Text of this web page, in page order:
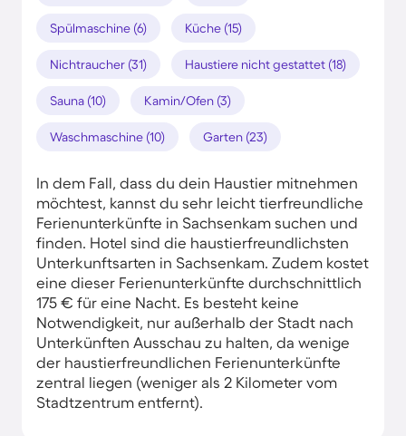
Spülmaschine (6) Küche (15)
Nichtraucher (31) Haustiere nicht gestattet (18)
Sauna (10) Kamin/Ofen (3)
Waschmaschine (10) Garten (23)
In dem Fall, dass du dein Haustier mitnehmen
möchtest, kannst du sehr leicht tierfreundliche
Ferienunterkünfte in Sachsenkam suchen und
finden. Hotel sind die haustierfreundlichsten
Unterkunftsarten in Sachsenkam. Zudem kostet
eine dieser Ferienunterkünfte durchschnittlich
175 € für eine Nacht. Es besteht keine
Notwendigkeit, nur außerhalb der Stadt nach
Unterkünften Ausschau zu halten, da wenige
der haustierfreundlichen Ferienunterkünfte
zentral liegen (weniger als 2 Kilometer vom
Stadtzentrum entfernt).